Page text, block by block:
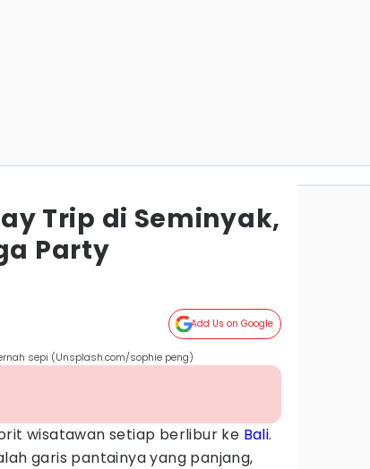
Trip di Seminyak,
Party
Add Us on Google
sepi (Unsplash.com/sophie peng)
wisatawan setiap berlibur ke Bali.
garis pantainya yang panjang,